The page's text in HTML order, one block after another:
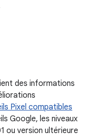
des informations
Pixel compatibles
Google, les niveaux
ou version ultérieure